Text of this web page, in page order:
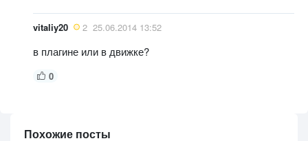
vitaliy20 2 25.06.2014 13:52
в плагине или в движке?
0
Похожие посты